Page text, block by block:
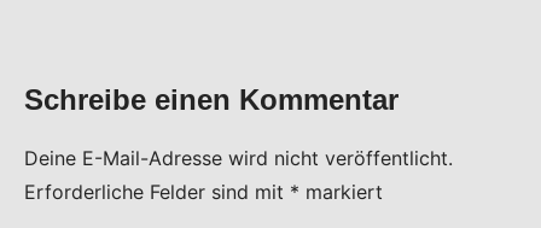
Schreibe einen Kommentar
Deine E-Mail-Adresse wird nicht veröffentlicht.
Erforderliche Felder sind mit * markiert